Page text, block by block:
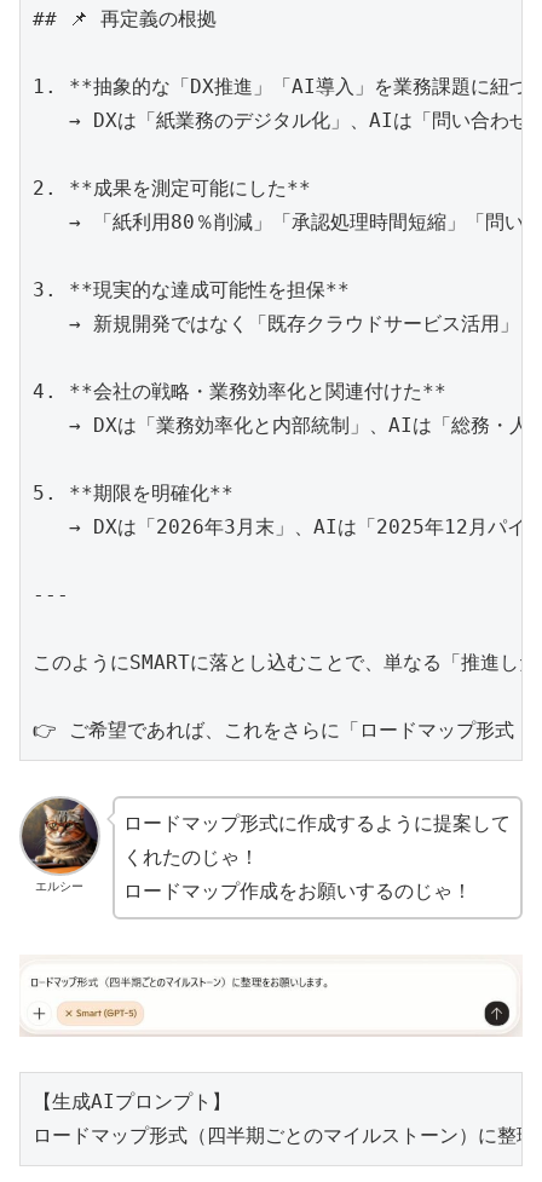
## 📌 再定義の根拠
1. **抽象的な「DX推進」「AI導入」を業務課題に紐
→ DXは「紙業務のデジタル化」、AIは「問い合わ
2. **成果を測定可能にした**
→ 「紙利用80％削減」「承認処理時間短縮」「問
3. **現実的な達成可能性を担保**
→ 新規開発ではなく「既存クラウドサービス活用」
4. **会社の戦略・業務効率化と関連付けた**
→ DXは「業務効率化と内部統制」、AIは「総務・
5. **期限を明確化**
→ DXは「2026年3月末」、AIは「2025年12月パイ
---
このようにSMARTに落とし込むことで、単なる「推進
👉 ご希望であれば、これをさらに「ロードマップ形式
エルシー
ロードマップ形式に作成するように提案して
くれたのじゃ！
ロードマップ作成をお願いするのじゃ！
【生成AIプロンプト】
ロードマップ形式（四半期ごとのマイルストーン）に整